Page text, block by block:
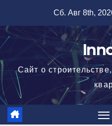
содержимому
Сб. Авг 8th,
Сайт о